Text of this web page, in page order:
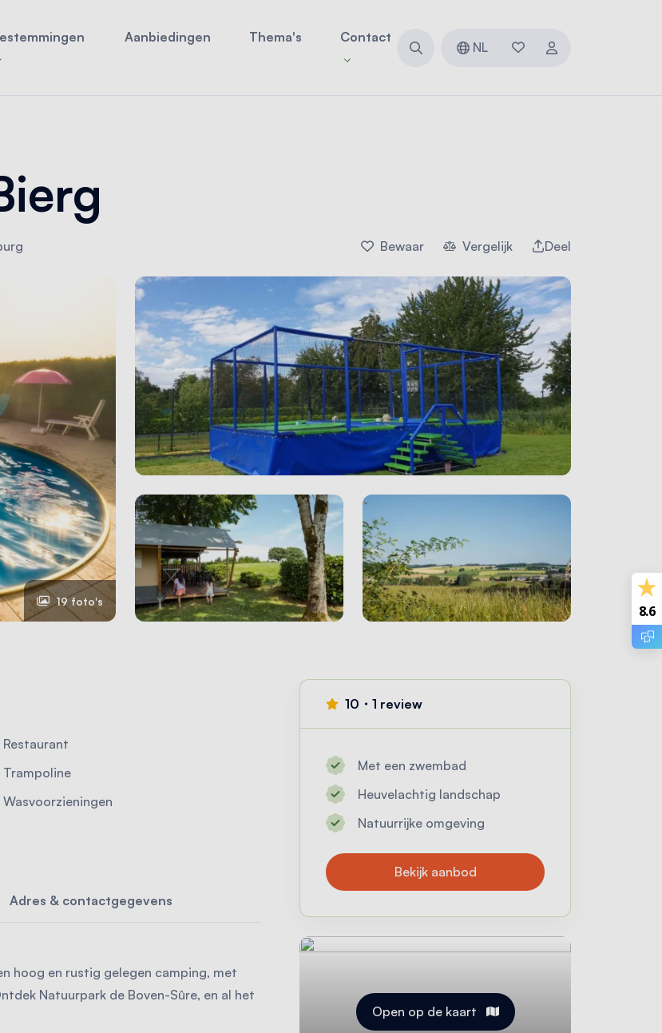
Aanbiedingen Thema's Contact
NL
Bewaar Vergelijk Deel
19 foto's
Restaurant
Trampoline
Wasvoorzieningen
Adres & contactgegevens
hoog en rustig gelegen camping, met
Natuurpark de Boven-Sûre, en al het
10・1 review
Met een zwembad
Heuvelachtig landschap
Natuurrijke omgeving
Bekijk aanbod
Open op de kaart
8.6